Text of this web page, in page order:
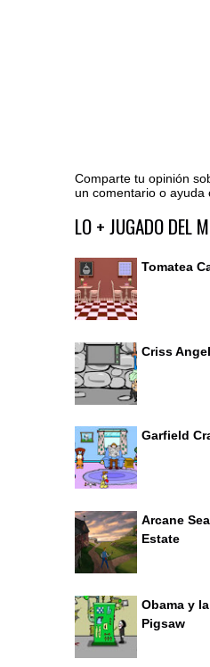
Comparte tu opinión
un comentario o ayuda
Ir al editor de
LO + JUGADO DEL
Tomatea
Criss
Garfield
Arcane
Estate
Obama y
Pigsaw